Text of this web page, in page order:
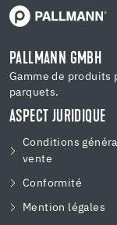
PALLMANN GMBH
Gamme de
parquets.
ASPECT JURIDIQUE
Conditions
vente
Conformité
Mention légales